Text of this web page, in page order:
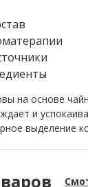
на основе
и
выделение